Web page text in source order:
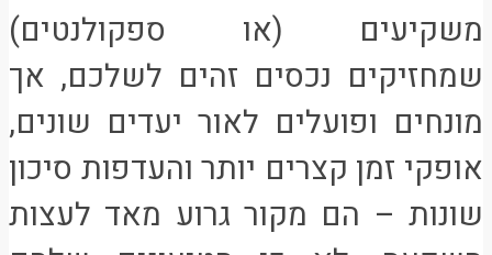
משקיעים (או ספקולנטים)
שמחזיקים נכסים זהים לשלכם, אך
מונחים ופועלים לאור יעדים שונים,
אופקי זמן קצרים יותר והעדפות סיכון
שונות – הם מקור גרוע מאד לעצות